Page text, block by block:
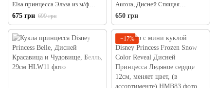
Elsa принцесса Эльза из м/ф
Холодное сердце в образе
путешественницы
675 грн 699 грн
Aurora, Дисней Спящая
красавица Аврора. 29см
650 грн
−17%